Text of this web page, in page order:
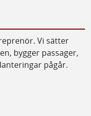
Vi sätter
bygger passager,
pågår.